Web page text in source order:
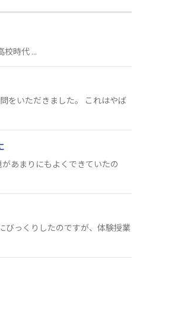
時代 ...
をいただきました。 これはやば
あまりにもよくできていたの
っくりしたのですが、体験授業